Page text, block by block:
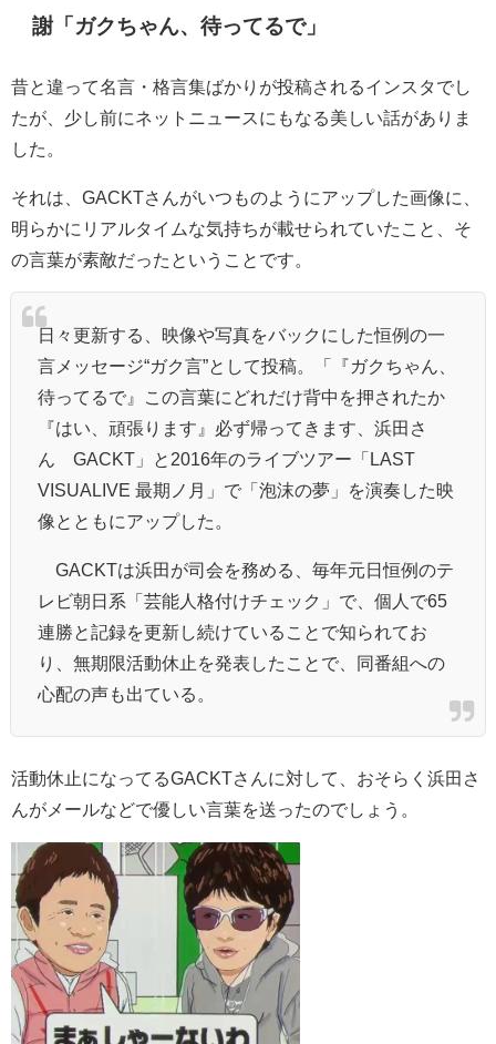
謝「 ガクちゃん、待ってるで」
昔と違って名言・格言集ばかりが投稿されるインスタでし
たが、少し前にネットニュースにもなる美しい話がありま
した。
それは、GACKTさんがいつものようにアップした画像に、
明らかにリアルタイムな気持ちが載せられていたこと、そ
の言葉が素敵だったということです。
日々更新する、映像や写真をバックにした恒例の一
言メッセージ“ガク言”として投稿。「『ガクちゃん、
待ってるで』この言葉にどれだけ背中を押されたか
『はい、頑張ります』必ず帰ってきます、浜田さ
ん GACKT」と2016年のライブツアー「LAST
VISUALIVE 最期ノ月」で「 泡沫の夢」を演奏した映
像とともにアップした。
GACKTは浜田が司会を務める、毎年元日恒例のテ
レビ朝日系「芸能人格付けチェック」で、個人で65
連勝と記録を更新し続けていることで知られてお
り、無期限活動休止を発表したことで、同番組への
心配の声も出ている。
活動休止になってるGACKTさんに対して、おそらく浜田さ
んがメールなどで優しい言葉を送ったのでしょう。